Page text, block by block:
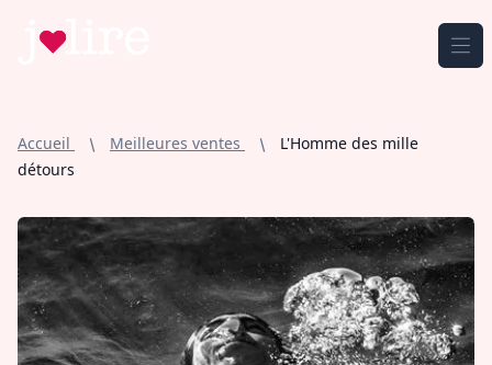
Accueil Meilleures ventes
L'Homme des mille
détours